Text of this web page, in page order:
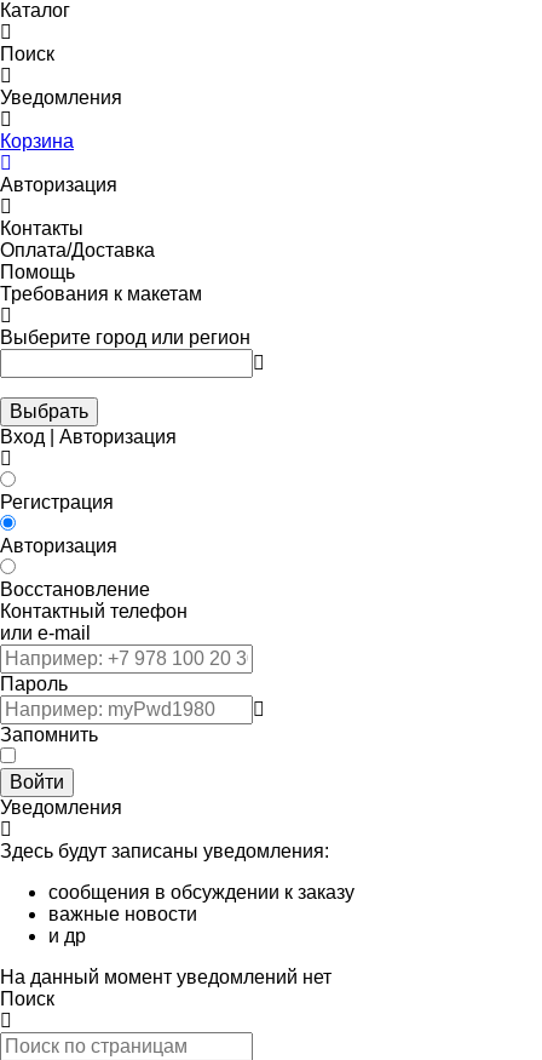
Каталог
Поиск
Уведомления
Корзина
Авторизация
Контакты
Оплата/Доставка
Помощь
Требования к макетам
Выберите город или регион
Выбрать
Вход | Авторизация
Регистрация
Авторизация
Восстановление
Контактный телефон
или e-mail
Пароль
Запомнить
Войти
Уведомления
Здесь будут записаны уведомления:
сообщения в обсуждении к заказу
важные новости
и др
На данный момент уведомлений нет
Поиск